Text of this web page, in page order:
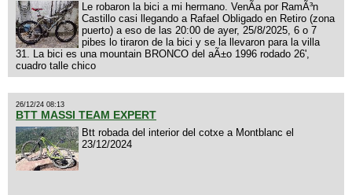
Le robaron la bici a mi hermano. VenÃ­a por RamÃ³n
Castillo casi llegando a Rafael Obligado en Retiro (zona
puerto) a eso de las 20:00 de ayer, 25/8/2025, 6 o 7
pibes lo tiraron de la bici y se la llevaron para la villa
31. La bici es una mountain BRONCO del aÃ±o 1996 rodado 26',
cuadro talle chico
26/12/24 08:13
BTT MASSI TEAM EXPERT
Btt robada del interior del cotxe a Montblanc el
23/12/2024